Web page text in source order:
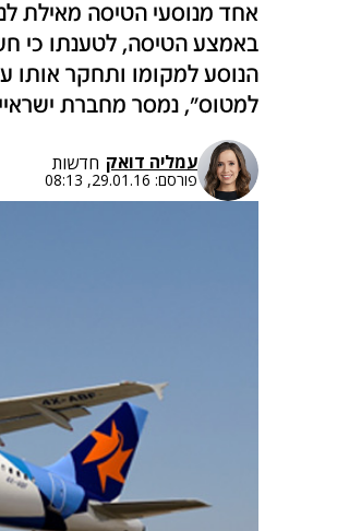
אחד מנוסעי הטיסה מאילת
באמצע הטיסה, לטענתו כי
הנוסע למקומו ותחקר אותו
למטוס", נמסר מחברת
עמליה דואק חדשות
פורסם: 29.01.16, 08:13